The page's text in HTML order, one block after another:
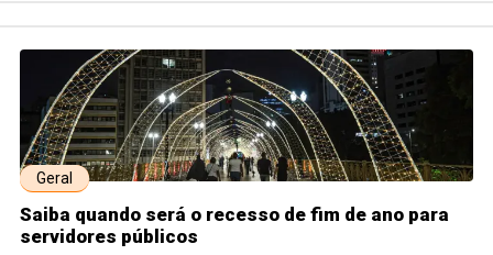
Geral
Saiba quando será o recesso de fim de ano para
servidores públicos